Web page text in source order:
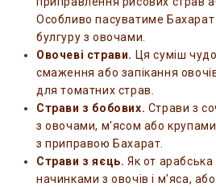
Особливо пасуватиме Бахарат
булгуру з овочами.
Овочеві страви. Ця суміш
смаження або запікання
для томатних страв.
Страви з бобових. Страви з
з овочами, м'ясом або
з приправою Бахарат.
Страви з яєць. Як от
начинками з овочів і м'яса,